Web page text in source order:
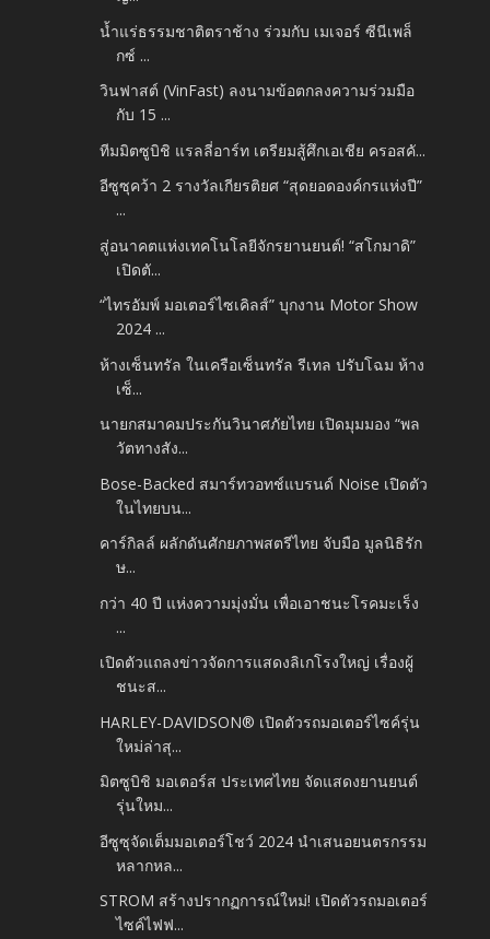
น้ำแร่ธรรมชาติตราช้าง ร่วมกับ เมเจอร์ ซีนีเพล็
กซ์ ...
วินฟาสต์ (VinFast) ลงนามข้อตกลงความร่วมมือ
กับ 15 ...
ทีมมิตซูบิชิ แรลลี่อาร์ท เตรียมสู้ศึกเอเชีย ครอสคั...
อีซูซุคว้า 2 รางวัลเกียรติยศ “สุดยอดองค์กรแห่งปี”
...
สู่อนาคตแห่งเทคโนโลยีจักรยานยนต์! “สโกมาดิ”
เปิดตั...
“ไทรอัมพ์ มอเตอร์ไซเคิลส์” บุกงาน Motor Show
2024 ...
ห้างเซ็นทรัล ในเครือเซ็นทรัล รีเทล ปรับโฉม ห้าง
เซ็...
นายกสมาคมประกันวินาศภัยไทย เปิดมุมมอง “พล
วัตทางสัง...
Bose-Backed สมาร์ทวอทช์แบรนด์ Noise เปิดตัว
ในไทยบน...
คาร์กิลล์ ผลักดันศักยภาพสตรีไทย จับมือ มูลนิธิรัก
ษ...
กว่า 40 ปี แห่งความมุ่งมั่น เพื่อเอาชนะโรคมะเร็ง
...
เปิดตัวแถลงข่าวจัดการแสดงลิเกโรงใหญ่ เรื่องผู้
ชนะส...
HARLEY-DAVIDSON® เปิดตัวรถมอเตอร์ไซค์รุ่น
ใหม่ล่าสุ...
มิตซูบิชิ มอเตอร์ส ประเทศไทย จัดแสดงยานยนต์
รุ่นใหม...
อีซูซุจัดเต็มมอเตอร์โชว์ 2024 นำเสนอยนตรกรรม
หลากหล...
STROM สร้างปรากฏการณ์ใหม่! เปิดตัวรถมอเตอร์
ไซค์ไฟฟ...